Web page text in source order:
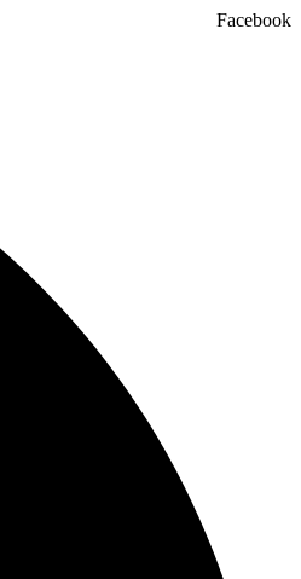
Facebook